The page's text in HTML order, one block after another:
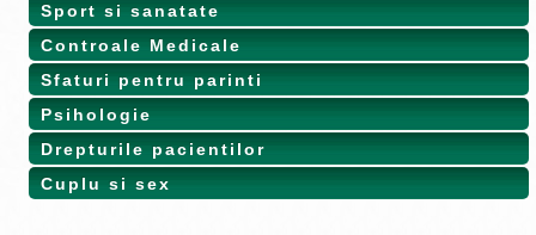
Sport si sanatate
Controale Medicale
Sfaturi pentru parinti
Psihologie
Drepturile pacientilor
Cuplu si sex